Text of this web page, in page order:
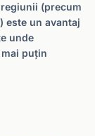
(precum
este un avantaj
unde
puțin